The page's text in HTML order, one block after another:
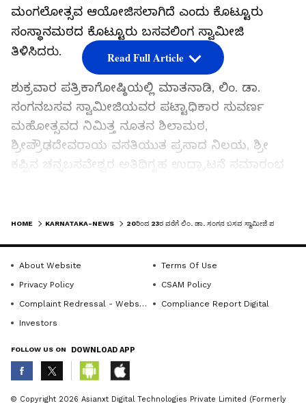
ಮಂಗಲೋತ್ಸವ ಆಯೋಜಿಸಲಾಗಿದೆ ಎಂದು ಕೊಟ್ಟೂರು
ಸಂಸ್ಥಾನಮಠದ ಕೊಟ್ಟೂರು ಬಸವಲಿಂಗ ಸ್ವಾಮೀಜಿ
ತಿಳಿಸಿದರು.
ಶುಕ್ರವಾರ ಪತ್ರಿಕಾಗೋಷ್ಠಿಯಲ್ಲಿ ಮಾತನಾಡಿ, ಲಿಂ. ಡಾ.
ಸಂಗನಬಸವ ಸ್ವಾಮೀಜಿಯವರ ಪಟ್ಟಾಧಿಕಾರ ಸುವರ್ಣ
ಮಹೋತ್ಸವದ ನಿಮಿತ್ತ ನೂತನ ಶಿಲಾಮಠ,
ಶ್ರೀಪ್ರೌಢದೇವರಾಯ ವಸತಿಯುತ ಪ್ರಸಾದ ನಿಲಯ, ಶ್ರೀ
ಕಪ್ಪಿನ ಚನ್ನಬಸವೇಶ್ವರ ಅತಿಥಿಗೃಹ ಉದ್ಘಾಟನೆ ಸಮಾರಂಭ
ನ. 20ರಂದು ಸಂಜೆ 7 ಗಂಟೆಗೆ ವಿಚಾರಗೋಷ್ಠಿ ನಡೆಯಲಿದೆ.
ಗುರುಮಹಾಂತ ಸ್ವಾಮೀಜಿ ಮತ್ತು ಶಿವಾನಂದ ಸ್ವಾಮೀಜಿ
ಸಾನ್ನಿಧ್ಯ ವಹಿಸಲಿದ್ದಾರೆ. ಮಾಜಿ ಡಿಸಿಎಂ ಗೋವಿಂದ
ಕಾರಜೋಳ ಅವರು “ಶ್ರೀ ಜಗದ್ಗುರು ಕೊಟ್ಟೂರುಸ್ವಾಮಿ
ಗುರುಪರಂಪರೆ ಮತ್ತು ಹಂಡೆ ಅರಸು ಮನೆತನ” ಗ್ರಂಥ
ಇತರರು ಭಾಗವಹಿಸಲಿದ್ದಾರೆ ಎಂದರು.
ನ. 21ರಂದು ವಿಜಯನಗರ ಜಿಲ್ಲೆಯ ಸಂಪನ್ಮೂಲ ಹಾಗೂ
Read Full Article
ABOUT THE AUTHOR
HOME KARNATAKA-NEWS
About Website
Terms Of Use
Privacy Policy
CSAM Policy
Complaint Redressal - Website
Compliance Report Digital
Investors
FOLLOW US ON DOWNLOAD APP
© Copyright 2026 Asianxt Digital Technologies Private Limited (Formerly